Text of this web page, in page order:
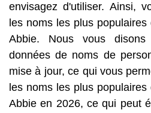
envisagez d'utiliser. Ainsi,
les noms les plus
Abbie. Nous vous
données de noms de
mise à jour, ce qui vous
les noms les plus
Abbie en 2026, ce qui peut